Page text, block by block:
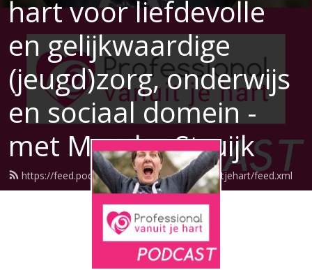
hart voor liefdevolle
en gelijkwaardige
(jeugd)zorg, onderwijs
en sociaal domein -
met Mascha Struijk
https://feed.podbean.com/professionalvanuitjehart/feed.xml